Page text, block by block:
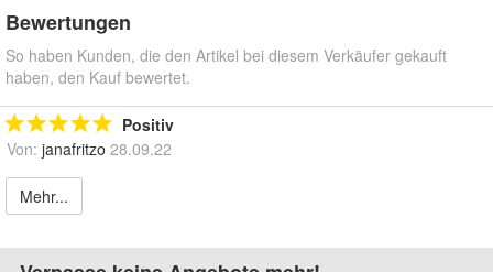
Bewertungen
So haben Kunden, die den Artikel bei diesem Verkäufer gekauft
haben, den Kauf bewertet.
Positiv
Von: janafritzo 28.09.22
Mehr...